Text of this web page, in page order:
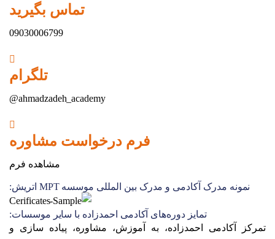
تماس بگیرید
09030006799
تلگرام
ahmadzadeh_academy@
فرم درخواست مشاوره
مشاهده فرم
نمونه مدرک آکادمی و مدرک بین المللی موسسه MPT اتریش:
تمایز دوره‌های آکادمی احمدزاده با سایر موسسات:
تمرکز آکادمی احمدزاده، به آموزش، مشاوره، پیاده سازی و